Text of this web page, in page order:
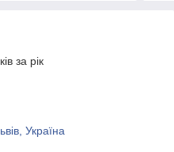
за рік
Україна